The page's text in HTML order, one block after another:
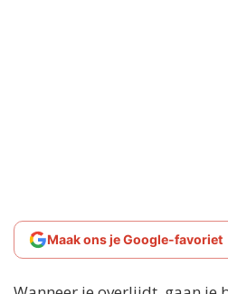
Maak ons je Google-favoriet